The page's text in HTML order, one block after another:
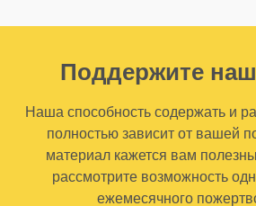
Поддержите
Наша способность содержать и
полностью зависит от вашей
материал кажется вам
рассмотрите возможность
ежемесячного